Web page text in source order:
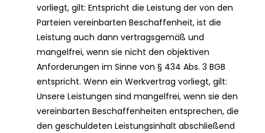
vorliegt, gilt: Entspricht die Leistung der von den
Parteien vereinbarten Beschaffenheit, ist die
Leistung auch dann vertragsgemäß und
mangelfrei, wenn sie nicht den objektiven
Anforderungen im Sinne von § 434 Abs. 3 BGB
entspricht. Wenn ein Werkvertrag vorliegt, gilt:
Unsere Leistungen sind mangelfrei, wenn sie den
vereinbarten Beschaffenheiten entsprechen, die
den geschuldeten Leistungsinhalt abschließend